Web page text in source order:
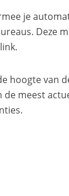
je
Deze
link.
hoogte van
meest